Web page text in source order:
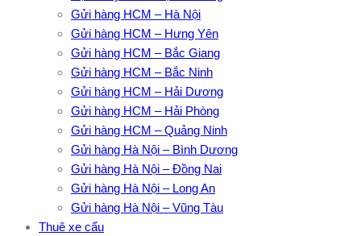
Gửi hàng HCM – Hà Nội
Gửi hàng HCM – Hưng Yên
Gửi hàng HCM – Bắc Giang
Gửi hàng HCM – Bắc Ninh
Gửi hàng HCM – Hải Dương
Gửi hàng HCM – Hải Phòng
Gửi hàng HCM – Quảng Ninh
Gửi hàng Hà Nội – Bình Dương
Gửi hàng Hà Nội – Đồng Nai
Gửi hàng Hà Nội – Long An
Gửi hàng Hà Nội – Vũng Tàu
Thuê xe cẩu